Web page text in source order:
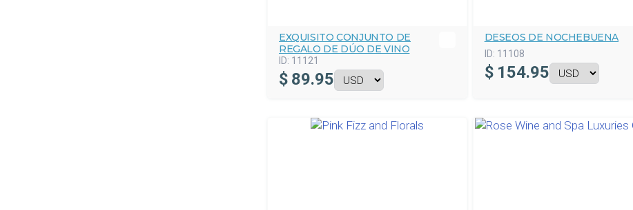
EXQUISITO CONJUNTO DE
REGALO DE DÚO DE VINO
ID: 11121
$ 89.95
DESEOS DE NOCHEBUENA
ID: 11108
$ 154.95